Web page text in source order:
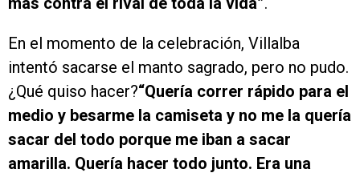
En el momento de la celebración, Villalba
intentó sacarse el manto sagrado, pero no pudo.
¿Qué quiso hacer?“Quería correr rápido para el
medio y besarme la camiseta y no me la quería
sacar del todo porque me iban a sacar
amarilla. Quería hacer todo junto. Era una